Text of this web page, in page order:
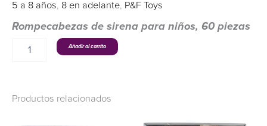
5 a 8 años, 8 en adelante, P&F Toys
Rompecabezas de sirena para niños, 60 piezas
Añadir al carrito
Productos relacionados